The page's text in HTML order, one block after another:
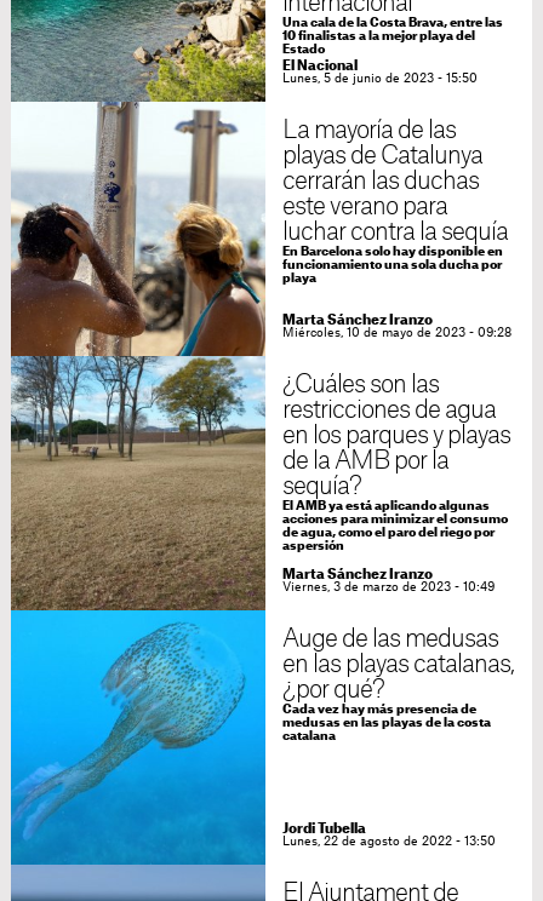
Una cala de la Costa Brava, entre las
10 finalistas a la mejor playa del
Estado
El Nacional
Lunes, 5 de junio de 2023 - 15:50
La mayoría de las
playas de Catalunya
cerrarán las duchas
este verano para
luchar contra la sequía
En Barcelona solo hay disponible en
funcionamiento una sola ducha por
playa
Marta Sánchez Iranzo
Miércoles, 10 de mayo de 2023 - 09:28
¿Cuáles son las
restricciones de agua
en los parques y playas
de la AMB por la
sequía?
El AMB ya está aplicando algunas
acciones para minimizar el consumo
de agua, como el paro del riego por
aspersión
Marta Sánchez Iranzo
Viernes, 3 de marzo de 2023 - 10:49
Auge de las medusas
en las playas catalanas,
¿por qué?
Cada vez hay más presencia de
medusas en las playas de la costa
catalana
Jordi Tubella
Lunes, 22 de agosto de 2022 - 13:50
El Ajuntament de